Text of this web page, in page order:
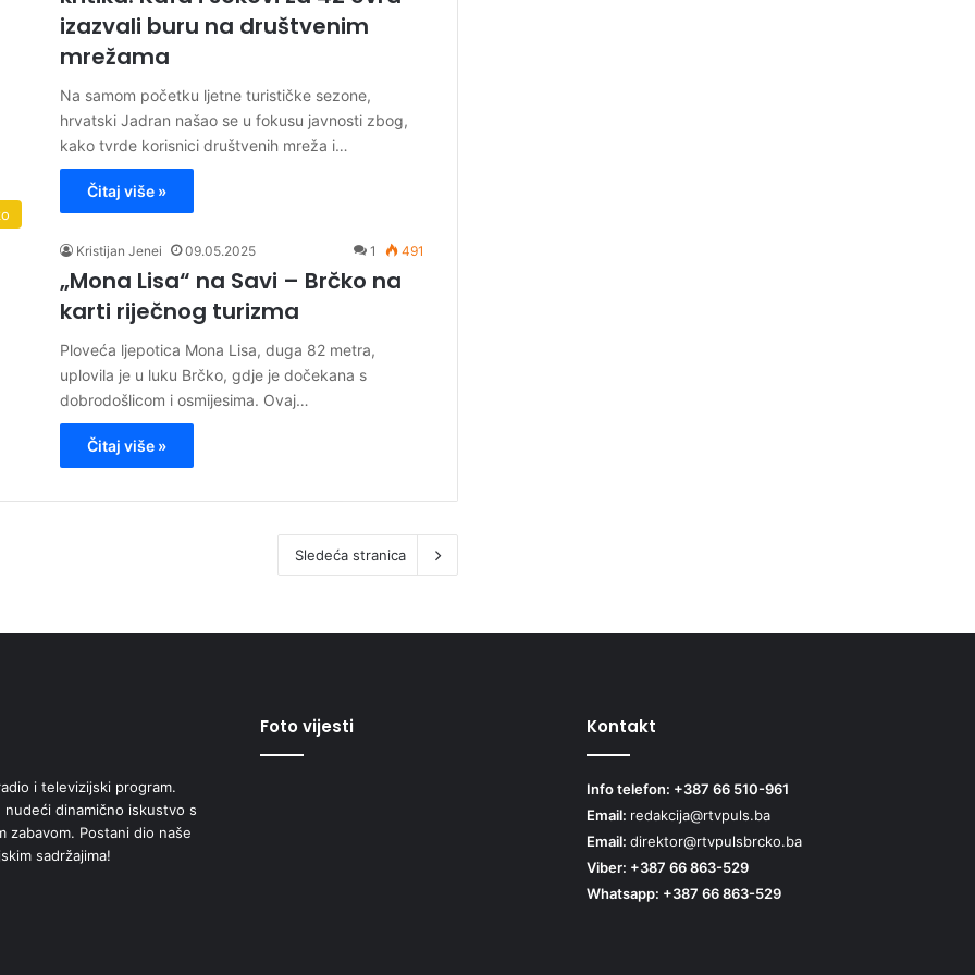
izazvali buru na društvenim
mrežama
Na samom početku ljetne turističke sezone,
hrvatski Jadran našao se u fokusu javnosti zbog,
kako tvrde korisnici društvenih mreža i…
Čitaj više »
Kristijan Jenei 09.05.2025 1 491
„Mona Lisa“ na Savi – Brčko na
karti riječnog turizma
Ploveća ljepotica Mona Lisa, duga 82 metra,
uplovila je u luku Brčko, gdje je dočekana s
dobrodošlicom i osmijesima. Ovaj…
Čitaj više »
Sledeća stranica
i televizijski program.
nudeći dinamično iskustvo s
zabavom. Postani dio naše
sadržajima!
Foto vijesti Kontakt
Info telefon: +387 66 510-961
Email: redakcija@rtvpuls.ba
Email: direktor@rtvpulsbrcko.ba
Viber: +387 66 863-529
Whatsapp: +387 66 863-529